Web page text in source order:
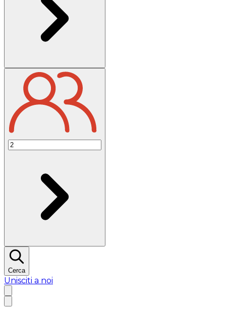
Cerca
Unisciti a noi